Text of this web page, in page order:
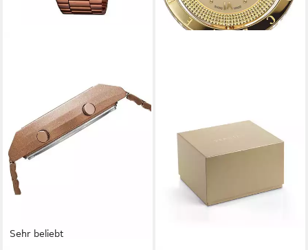
Sehr beliebt